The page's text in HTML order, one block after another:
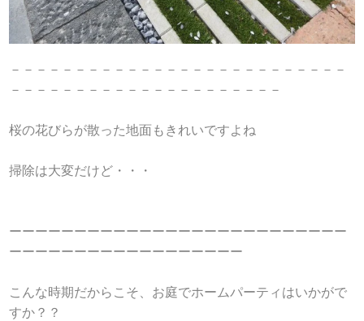
－－－－－－－－－－－－－－－－－－－－－－－－－－
－－－－－－－－－－－－－－－－－－－－－
桜の花びらが散った地面もきれいですよね
掃除は大変だけど・・・
ーーーーーーーーーーーーーーーーーーーーーーーーーー
ーーーーーーーーーーーーーーーーーー
こんな時期だからこそ、お庭でホームパーティはいかがで
すか？？